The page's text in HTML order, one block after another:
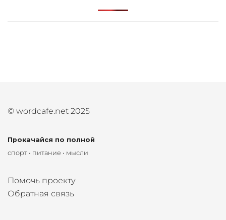
© wordcafe.net 2025
Прокачайся по полной
спорт • питание • мысли
Помочь проекту
Обратная связь